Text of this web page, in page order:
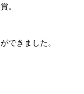
。
できました。